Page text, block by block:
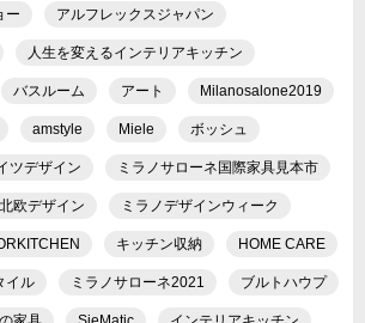
ー アルフレックスジャパン
人生を変えるインテリアキッチン
バスルーム アート Milanosalone2019
amstyle Miele ボッシュ
ツデザイン ミラノサローネ国際家具見本市
北欧デザイン ミラノデザインウィーク
キッチン収納 HOME CARE
イル ミラノサローネ2021 ブルトハウプ